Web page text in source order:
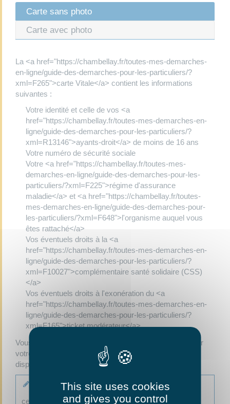
Carte sans photo
Carte avec photo
La <a href="https://chambellay.fr/toutes-mes-demarches-
en-ligne/guide-des-demarches-pour-les-particuliers/?
xml=F265">carte Vitale</a> contient les informations
suivantes :
Votre identité et celle de vos <a
href="https://chambellay.fr/toutes-mes-demarches-en-
ligne/guide-des-demarches-pour-les-particuliers/?
xml=R13146">ayants-droit</a> de moins de 16 ans
Votre numéro de sécurité sociale
Votre <a href="https://chambellay.fr/toutes-mes-
demarches-en-ligne/guide-des-demarches-pour-les-
particuliers/?xml=F225">régime d'assurance
maladie</a> et <a href="https://chambellay.fr/toutes-
mes-demarches-en-ligne/guide-des-demarches-pour-
les-particuliers/?xml=F648">l'organisme auquel vous
êtes rattaché</a>
Vos éventuels droits à la <a
href="https://chambellay.fr/toutes-mes-demarches-en-
ligne/guide-des-demarches-pour-les-particuliers/?
xml=F10027">complémentaire santé solidaire (CSS)
</a>
Vos éventuels droits à l'exonération du <a
href="https://chambellay.fr/toutes-mes-demarches-en-
ligne/guide-des-demarches-pour-les-particuliers/?
xml=F165">ticket modérateur</a>
Vous pouvez consulter les informations enregistrées sur
votre carte Vitale à partir des guichets automatiques
disponibles dans les organismes d'assurance maladie.
ce n'est pas une carte de paiement.
This site uses cookies
and gives you control